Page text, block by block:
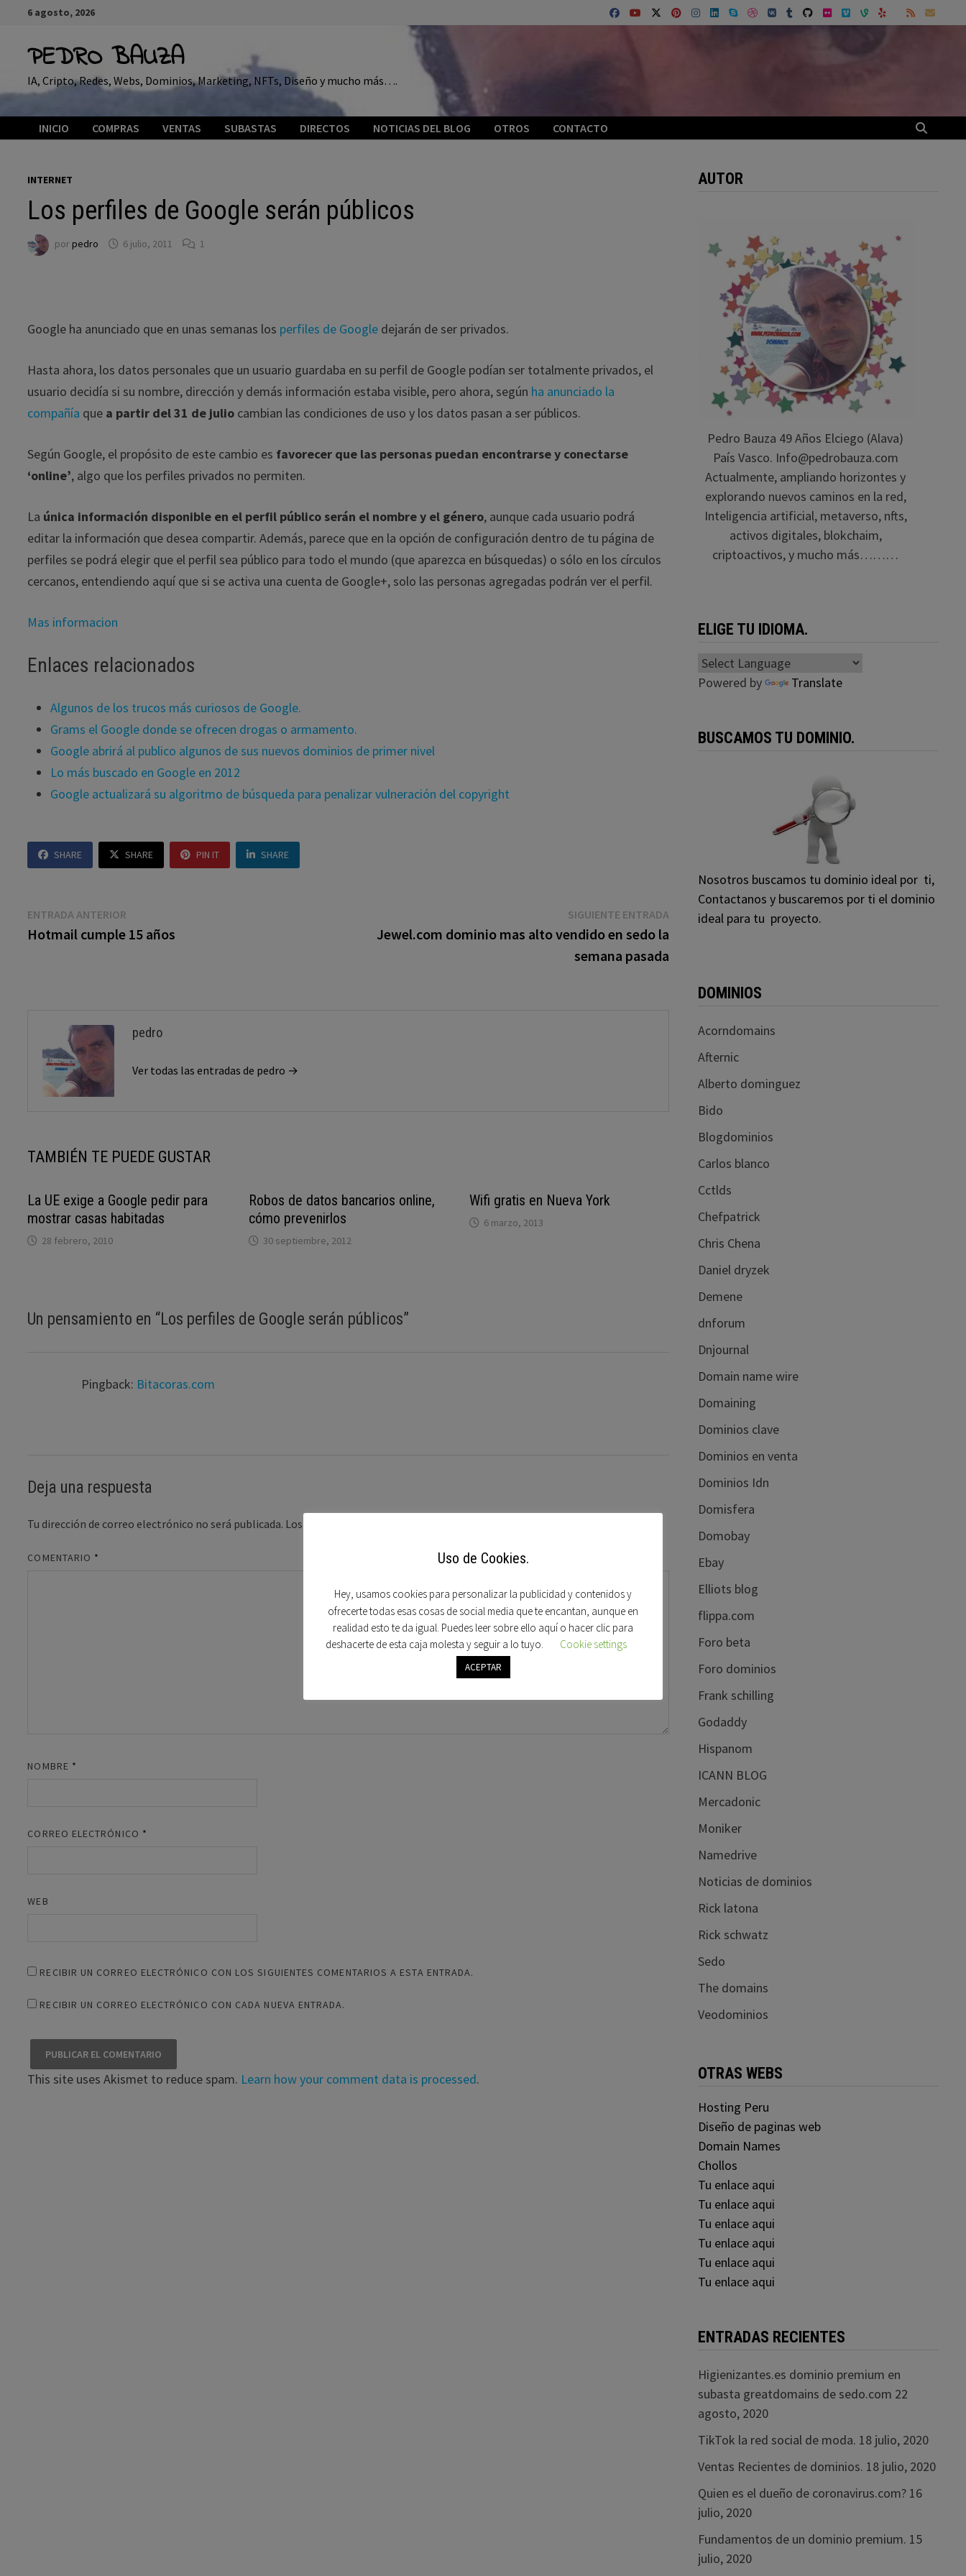
Saltar
contenido
6 agosto, 2026
PEDRO BAUZA
IA, Cripto, Redes, Webs, Dominios, Marketing, NFTs, Diseño y mucho más….
INICIO COMPRAS VENTAS SUBASTAS DIRECTOS NOTICIAS DEL BLOG OTROS CONTACTO
INTERNET
Los perfiles de Google serán públicos
porpedro 6 julio, 2011 1
Google ha anunciado que en unas semanas los perfiles de Google dejarán de ser privados.
Hasta ahora, los datos personales que un usuario guardaba en su perfil de Google podían ser totalmente privados, el
usuario decidía si su nombre, dirección y demás información estaba visible, pero ahora, según ha anunciado la
compañía que a partir del 31 de julio cambian las condiciones de uso y los datos pasan a ser públicos.
Según Google, el propósito de este cambio es favorecer que las personas puedan encontrarse y conectarse
‘online’, algo que los perfiles privados no permiten.
La única información disponible en el perfil público serán el nombre y el género, aunque cada usuario podrá
editar la información que desea compartir. Además, parece que en la opción de configuración dentro de tu página de
perfiles se podrá elegir que el perfil sea público para todo el mundo (que aparezca en búsquedas) o sólo en los círculos
cercanos, entendiendo aquí que si se activa una cuenta de Google+, solo las personas agregadas podrán ver el perfil.
Mas informacion
Enlaces relacionados
Algunos de los trucos más curiosos de Google.
Grams el Google donde se ofrecen drogas o armamento.
Google abrirá al publico algunos de sus nuevos dominios de primer nivel
Lo más buscado en Google en 2012
Google actualizará su algoritmo de búsqueda para penalizar vulneración del copyright
SHARE SHARE PIN IT SHARE
Navegación
de
ENTRADA ANTERIOR
anterior:
Hotmail cumple 15 años
SIGUIENTE ENTRADAEntrada
siguiente:
Jewel.com dominio mas alto vendido en sedo la
semana pasada
pedro
Ver todas las entradas de pedro →
TAMBIÉN TE PUEDE GUSTAR
La UE exige a Google pedir para
mostrar casas habitadas
28 febrero, 2010
Robos de datos bancarios online,
cómo prevenirlos
30 septiembre, 2012
Wifi gratis en Nueva York
6 marzo, 2013
Un pensamiento en “Los perfiles de Google serán públicos”
Pingback: Bitacoras.com
Deja una respuesta
Tu dirección de correo electrónico no será publicada. Los campos obligatorios están marcados con
COMENTARIO *
NOMBRE *
CORREO ELECTRÓNICO *
WEB
RECIBIR UN CORREO ELECTRÓNICO CON LOS SIGUIENTES COMENTARIOS A ESTA ENTRADA.
RECIBIR UN CORREO ELECTRÓNICO CON CADA NUEVA ENTRADA.
This site uses Akismet to reduce spam. Learn how your comment data is processed.
AUTOR
Pedro Bauza 49 Años Elciego (Alava)
País Vasco. Info@pedrobauza.com
Actualmente, ampliando horizontes y
explorando nuevos caminos en la red,
Inteligencia artificial, metaverso, nfts,
activos digitales, blokchaim,
criptoactivos, y mucho más………
ELIGE TU IDIOMA.
Powered by Translate
BUSCAMOS TU DOMINIO.
Nosotros buscamos tu dominio ideal por ti,
Contactanos y buscaremos por ti el dominio
ideal para tu proyecto.
DOMINIOS
Acorndomains
Afternic
Alberto dominguez
Bido
Blogdominios
Carlos blanco
Cctlds
Chefpatrick
Chris Chena
Daniel dryzek
Demene
dnforum
Dnjournal
Domain name wire
Domaining
Dominios clave
Dominios en venta
Dominios Idn
Domisfera
Domobay
Ebay
Elliots blog
flippa.com
Foro beta
Foro dominios
Frank schilling
Godaddy
Hispanom
ICANN BLOG
Mercadonic
Moniker
Namedrive
Noticias de dominios
Rick latona
Rick schwatz
Sedo
The domains
Veodominios
OTRAS WEBS
Hosting Peru
Diseño de paginas web
Domain Names
Chollos
Tu enlace aqui
Tu enlace aqui
Tu enlace aqui
Tu enlace aqui
Tu enlace aqui
Tu enlace aqui
ENTRADAS RECIENTES
Higienizantes.es dominio premium en
subasta greatdomains de sedo.com 22
agosto, 2020
TikTok la red social de moda. 18 julio, 2020
Ventas Recientes de dominios. 18 julio, 2020
Quien es el dueño de coronavirus.com? 16
julio, 2020
Fundamentos de un dominio premium. 15
julio, 2020
Uso de Cookies.
Hey, usamos cookies para personalizar la publicidad y contenidos y
ofrecerte todas esas cosas de social media que te encantan, aunque en
realidad esto te da igual. Puedes leer sobre ello aquí o hacer clic para
deshacerte de esta caja molesta y seguir a lo tuyo.
Cookie settings
ACEPTAR